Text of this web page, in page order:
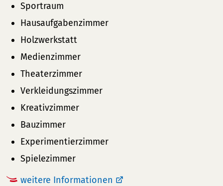
Sportraum
Hausaufgabenzimmer
Holzwerkstatt
Medienzimmer
Theaterzimmer
Verkleidungszimmer
Kreativzimmer
Bauzimmer
Experimentierzimmer
Spielezimmer
weitere Informationen